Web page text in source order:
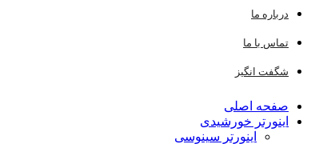
درباره ما
تماس با ما
شگفت انگیز
صفحه اصلی
اینورتر خورشیدی
اینورتر سینوسی